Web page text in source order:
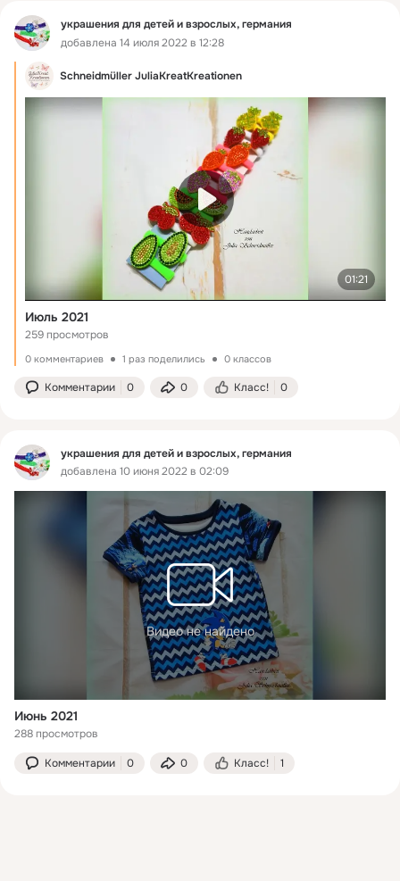
украшения для детей и взрослых, германия
добавлена 14 июля 2022 в 12:28
Schneidmüller JuliaKreatKreationen
01:21
Июль 2021
259 просмотров
0 комментариев 1 раз поделились 0 классов
Комментарии 0 0 Класс! 0
украшения для детей и взрослых, германия
добавлена 10 июня 2022 в 02:09
Видео не найдено
Июнь 2021
288 просмотров
Комментарии 0 0 Класс! 1